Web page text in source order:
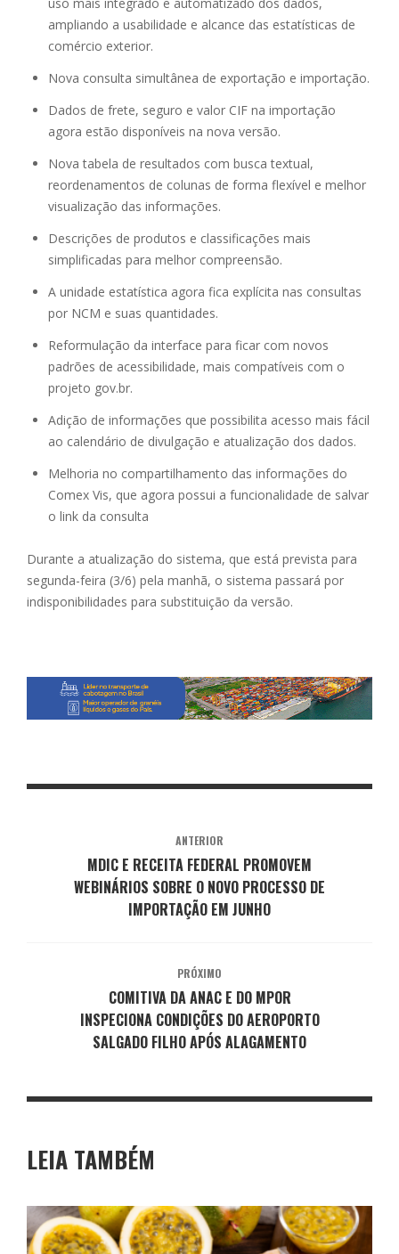
uso mais integrado e automatizado dos dados,
ampliando a usabilidade e alcance das estatísticas de
comércio exterior.
Nova consulta simultânea de exportação e importação.
Dados de frete, seguro e valor CIF na importação
agora estão disponíveis na nova versão.
Nova tabela de resultados com busca textual,
reordenamentos de colunas de forma flexível e melhor
visualização das informações.
Descrições de produtos e classificações mais
simplificadas para melhor compreensão.
A unidade estatística agora fica explícita nas consultas
por NCM e suas quantidades.
Reformulação da interface para ficar com novos
padrões de acessibilidade, mais compatíveis com o
projeto gov.br.
Adição de informações que possibilita acesso mais fácil
ao calendário de divulgação e atualização dos dados.
Melhoria no compartilhamento das informações do
Comex Vis, que agora possui a funcionalidade de salvar
o link da consulta
Durante a atualização do sistema, que está prevista para
segunda-feira (3/6) pela manhã, o sistema passará por
indisponibilidades para substituição da versão.
ANTERIOR
MDIC E RECEITA FEDERAL PROMOVEM
WEBINÁRIOS SOBRE O NOVO PROCESSO DE
IMPORTAÇÃO EM JUNHO
PRÓXIMO
COMITIVA DA ANAC E DO MPOR
INSPECIONA CONDIÇÕES DO AEROPORTO
SALGADO FILHO APÓS ALAGAMENTO
LEIA TAMBÉM